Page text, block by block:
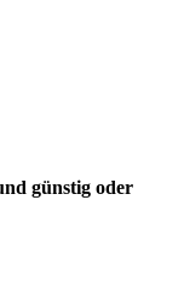
günstig oder